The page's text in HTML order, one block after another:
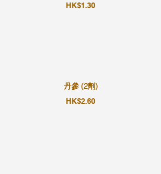
HK$1.30
丹參 (2劑)
HK$2.60